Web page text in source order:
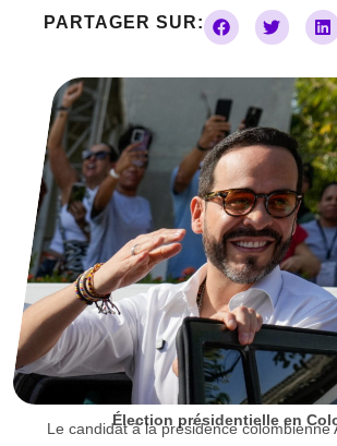
PARTAGER SUR:
Élection présidentielle en
Le candidat à la présidence colombienne